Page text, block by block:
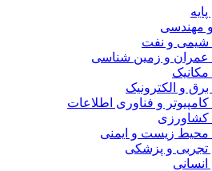
مهندسی
شیمی و نفت
و زمین شناسی
و الکترونیک
و فناوری اطلاعات
کشاورزی
زیست و ایمنی
تجربی و پزشکی